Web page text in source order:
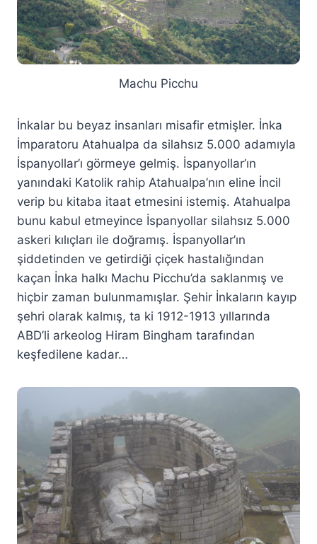
Machu Picchu
İnkalar bu beyaz insanları misafir etmişler. İnka
İmparatoru Atahualpa da silahsız 5.000 adamıyla
İspanyollar’ı görmeye gelmiş. İspanyollar’ın
yanındaki Katolik rahip Atahualpa’nın eline İncil
verip bu kitaba itaat etmesini istemiş. Atahualpa
bunu kabul etmeyince İspanyollar silahsız 5.000
askeri kılıçları ile doğramış. İspanyollar’ın
şiddetinden ve getirdiği çiçek hastalığından
kaçan İnka halkı Machu Picchu’da saklanmış ve
hiçbir zaman bulunmamışlar. Şehir İnkaların kayıp
şehri olarak kalmış, ta ki 1912-1913 yıllarında
ABD’li arkeolog Hiram Bingham tarafından
keşfedilene kadar…